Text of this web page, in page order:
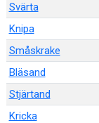
Svärta
Knipa
Småskrake
Bläsand
Stjärtand
Kricka